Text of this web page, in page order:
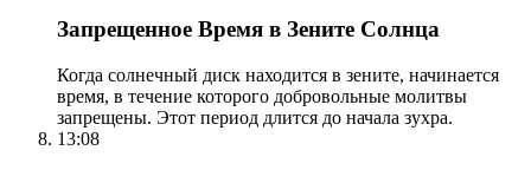
Запрещенное Время в Зените Солнца
Когда солнечный диск находится в зените, начинается
время, в течение которого добровольные молитвы
запрещены. Этот период длится до начала зухра.
13:08